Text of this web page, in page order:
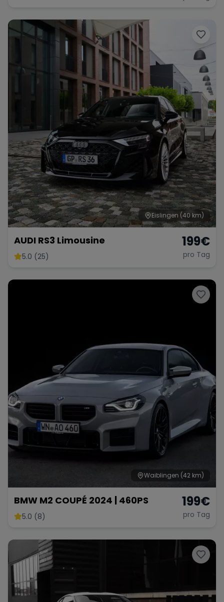
Eislingen (40 km)
AUDI RS3 Limousine
5.0 (25)
199€
pro Tag
Waiblingen (42 km)
BMW M2 COUPÉ 2024 | 460PS
5.0 (8)
199€
pro Tag